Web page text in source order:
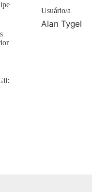
Usuário/a
Alan Tygel